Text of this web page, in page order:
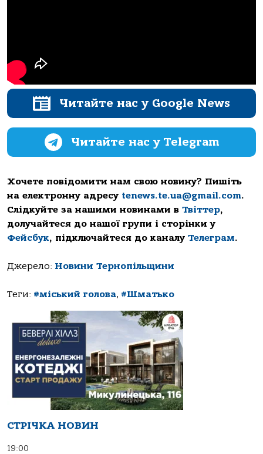
Читайте нас у Google News
Читайте нас у Telegram
Хочете повідомити нам свою новину? Пишіть
на електронну адресу tenews.te.ua@gmail.com.
Слідкуйте за нашими новинами в Твіттер,
долучайтеся до нашої групи і сторінки у
Фейсбук, підключайтеся до каналу Телеграм.
Джерело: Новини Тернопільщини
Теги: #міський голова, #Шмaтькo
СТРІЧКА НОВИН
19:00